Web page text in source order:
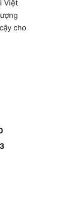
Việt
cho